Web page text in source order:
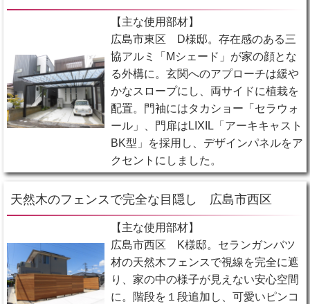
【主な使用部材】
広島市東区 D様邸。存在感のある三
協アルミ「Mシェード」が家の顔とな
る外構に。玄関へのアプローチは緩や
かなスロープにし、両サイドに植栽を
配置。門袖にはタカショー「セラウォ
ール」、門扉はLIXIL「アーキキャスト
BK型」を採用し、デザインパネルをア
クセントにしました。
天然木のフェンスで完全な目隠し 広島市西区
【主な使用部材】
広島市西区 K様邸。セランガンバツ
材の天然木フェンスで視線を完全に遮
り、家の中の様子が見えない安心空間
に。階段を１段追加し、可愛いピンコ